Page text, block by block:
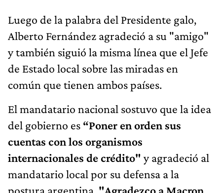
Luego de la palabra del Presidente galo,
Alberto Fernández agradeció a su "amigo"
y también siguió la misma línea que el Jefe
de Estado local sobre las miradas en
común que tienen ambos países.
El mandatario nacional sostuvo que la idea
del gobierno es “Poner en orden sus
cuentas con los organismos
internacionales de crédito" y agradeció al
mandatario local por su defensa a la
postura argentina. "Agradezco a Macron